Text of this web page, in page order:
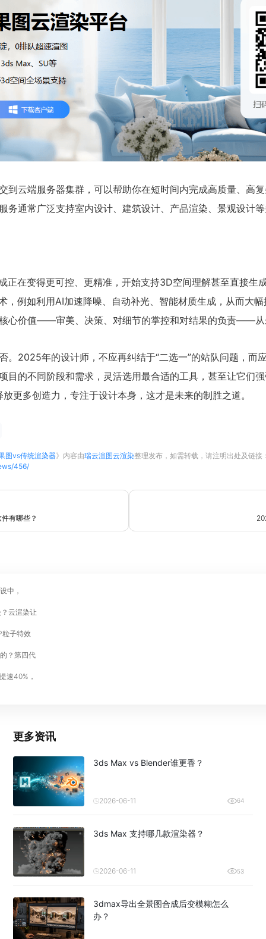
到云端服务器集群，可以帮助你在短时间内完成高质量、高
务通常广泛支持室内设计、建筑设计、产品渲染、景观设计
正在变得更可控、更精准，开始支持3D空间理解甚至直接生
，例如利用AI加速降噪、自动补光、智能材质生成，从而大
心价值——审美、决策、对细节的掌控和对结果的负责——从
。2025年的设计师，不应再纠结于“二选一”的站队问题，而
目的不同阶段和需求，灵活选用最合适的工具，甚至让它们
更多创造力，专注于设计本身，这才是未来的制胜之道。
图vs传统渲染器》内容由瑞云渲图云渲染整理发布，如需转载，请注明出处及链接
456/
有哪些？
中，
云渲染让
子特效
？第四代
速40%，
更多资讯
3ds Max vs Blender谁更香？
2026-06-11 64
3ds Max 支持哪几款渲染器？
2026-06-11 53
3dmax导出全景图合成后变模糊怎么
办？